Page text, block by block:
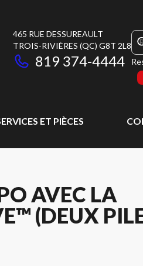
465 RUE DESSUREAULT
TROIS-RIVIÈRES (QC) G8T 2L8
819 374-4444
ET PIÈCES
AVEC LA
(DEUX